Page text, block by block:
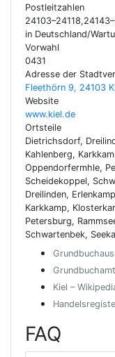
Postleitzahlen
in Deutschland/
Vorwahl
0431
Adresse der
Fleethörn 9, 24103
Website
www.kiel.de
Ortsteile
Dietrichsdorf,
Kahlenberg,
Oppendorfermhle,
Scheidekoppel,
Dreilinden,
Karkkamp,
Petersburg,
Schwartenbek,
Kiel –
FAQ